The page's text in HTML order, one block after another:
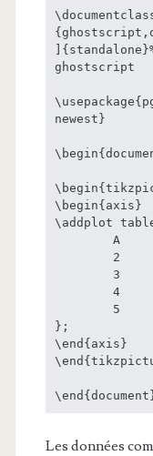
ghostscript
newest}
\begin{axis}
\addplot
};
\end{axis}
Les données